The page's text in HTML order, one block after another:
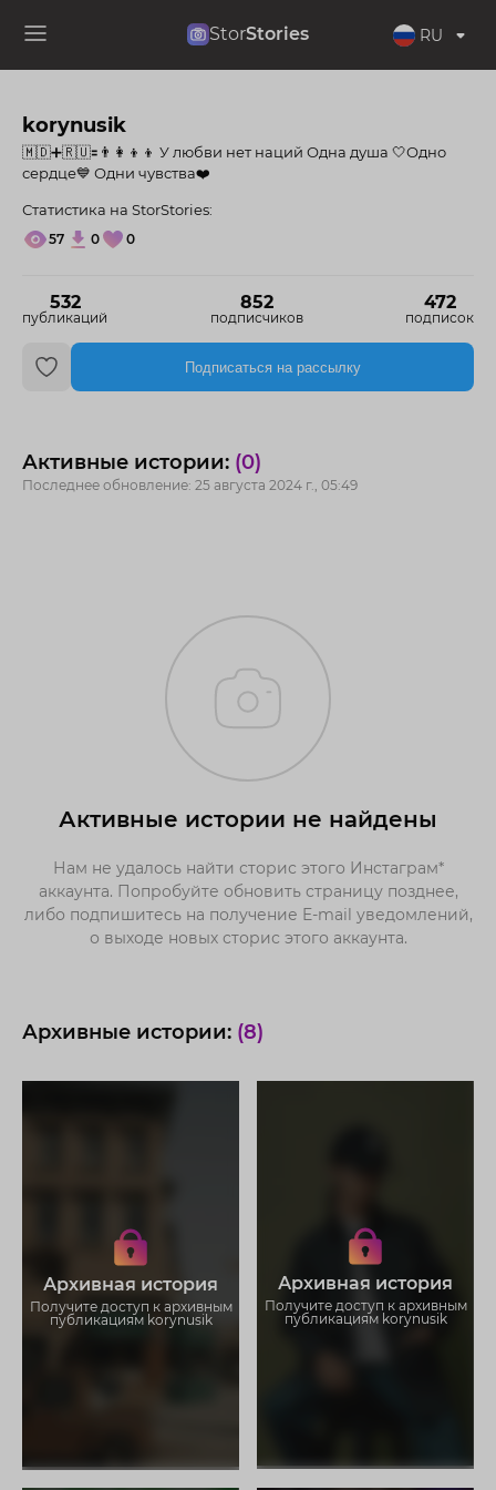
StorStories RU
korynusik
532
публикаций
852
подписчиков
472
подписок
🇲🇩➕🇷🇺🟰👨‍👩‍👦‍👦 У любви нет наций Одна душа 🤍Одно
сердце💙 Одни чувства❤️
Статистика на StorStories:
57 0 0
Подписаться на рассылку
Активные истории: (0)
Последнее обновление: 25 августа 2024 г., 05:49
Активные истории не найдены
Нам не удалось найти сторис этого Инстаграм*
аккаунта. Попробуйте обновить страницу позднее,
либо подпишитесь на получение E-mail уведомлений,
о выходе новых сторис этого аккаунта.
Архивные истории: (8)
Архивная история
Получите доступ к архивным
публикациям korynusik
Получите доступ к архивным
историям korynusik
Не отвлекайтесь на рекламу
Загружайте истории без
ограничений
Архивная история
Получите доступ к архивным
публикациям korynusik
Получите доступ к архивным
историям korynusik
Не отвлекайтесь на рекламу
Загружайте истории без
ограничений